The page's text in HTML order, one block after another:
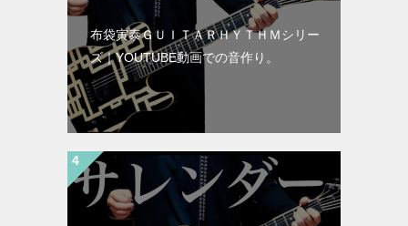
布袋寅泰ＧＵＩＴＡＲＨＹＴＨＭシリー
ズ｜YOUTUBE動画での音作り。